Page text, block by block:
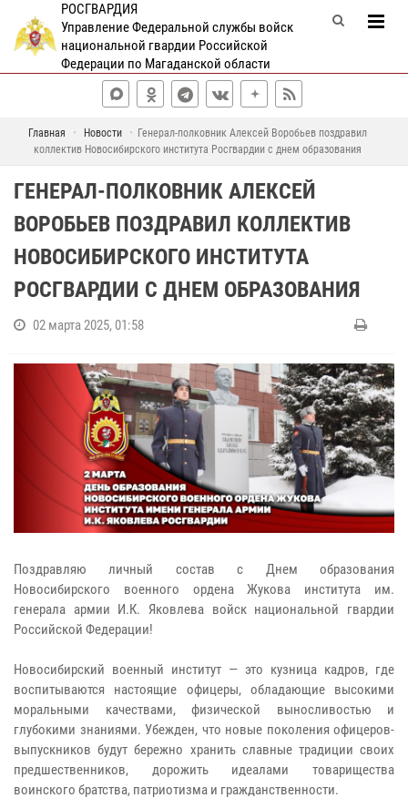
РОСГВАРДИЯ
Управление Федеральной службы войск
национальной гвардии Российской
Федерации по Магаданской области
Главная Новости
Генерал-полковник Алексей Воробьев поздравил
коллектив Новосибирского института Росгвардии с днем образования
ГЕНЕРАЛ-ПОЛКОВНИК АЛЕКСЕЙ
ВОРОБЬЕВ ПОЗДРАВИЛ КОЛЛЕКТИВ
НОВОСИБИРСКОГО ИНСТИТУТА
РОСГВАРДИИ С ДНЕМ ОБРАЗОВАНИЯ
02 марта 2025, 01:58
Поздравляю личный состав с Днем образования
Новосибирского военного ордена Жукова института им.
генерала армии И.К. Яковлева войск национальной гвардии
Российской Федерации!
Новосибирский военный институт — это кузница кадров, где
воспитываются настоящие офицеры, обладающие высокими
моральными качествами, физической выносливостью и
глубокими знаниями. Убежден, что новые поколения офицеров-
выпускников будут бережно хранить славные традиции своих
предшественников, дорожить идеалами товарищества
воинского братства, патриотизма и гражданственности.